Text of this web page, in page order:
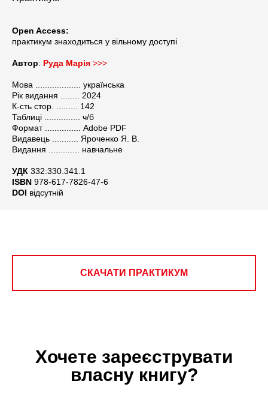
Open Access:
практикум знаходиться у вільному доступі
Автор: Руда Марія >>>
Мова ................... українська
Рік видання ........ 2024
К-сть стор. ......... 142
Таблиці ............... ч/б
Формат ............... Adobe PDF
Видавець ........... Яроченко Я. В.
Видання ............. навчальне
УДК 332:330.341.1
ISBN 978-617-7826-47-6
DOI відсутній
СКАЧАТИ ПРАКТИКУМ
Хочете зареєструвати
власну книгу?